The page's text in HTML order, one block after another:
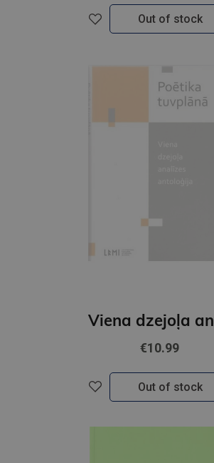
Out of stock
€10.99
Out of stock